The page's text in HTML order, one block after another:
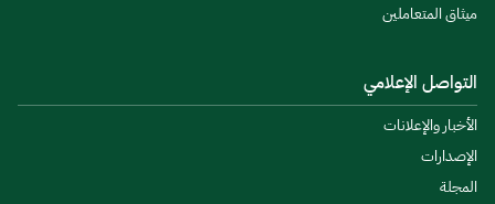
ميثاق المتعاملين
التواصل الإعلامي
الأخبار والإعلانات
الإصدارات
المجلة